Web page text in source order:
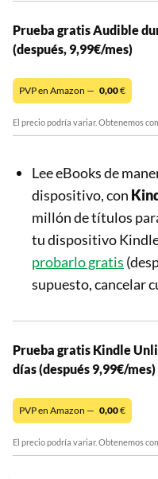
Prueba gratis Audible
(después, 9,99€/mes)
PVP en Amazon — 0,00€
El precio podría variar. Obtenemos
Lee eBooks de
dispositivo, con
millón de títulos
tu dispositivo
probarlo gratis
supuesto, cancelar
Prueba gratis Kindle
días (después 9,99€/mes)
PVP en Amazon — 0,00€
El precio podría variar. Obtenemos